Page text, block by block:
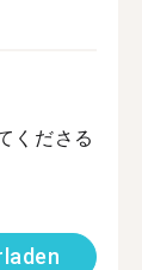
くださる